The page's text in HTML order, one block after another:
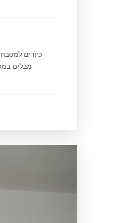
כיורים
מבלים